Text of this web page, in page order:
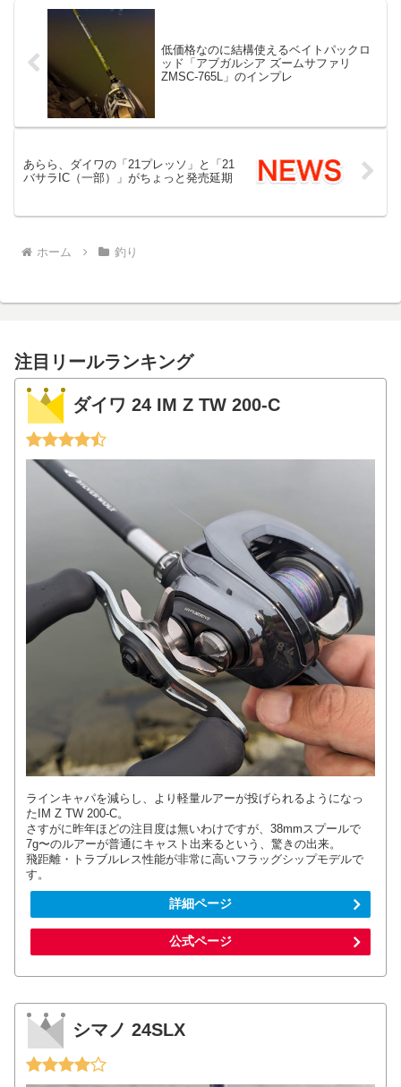
低価格なのに結構使えるベイトパックロ
ッド「アブガルシア ズームサファリ
ZMSC-765L」のインプレ
あらら、ダイワの「21プレッソ」と「21
バサラIC（一部）」がちょっと発売延期
ホーム 釣り
注目リールランキング
ダイワ 24 IM Z TW 200-C
ラインキャパを減らし、より軽量ルアーが投げられるようになっ
たIM Z TW 200-C。
さすがに昨年ほどの注目度は無いわけですが、38mmスプールで
7g〜のルアーが普通にキャスト出来るという、驚きの出来。
飛距離・トラブルレス性能が非常に高いフラッグシップモデルで
す。
詳細ページ
公式ページ
シマノ 24SLX